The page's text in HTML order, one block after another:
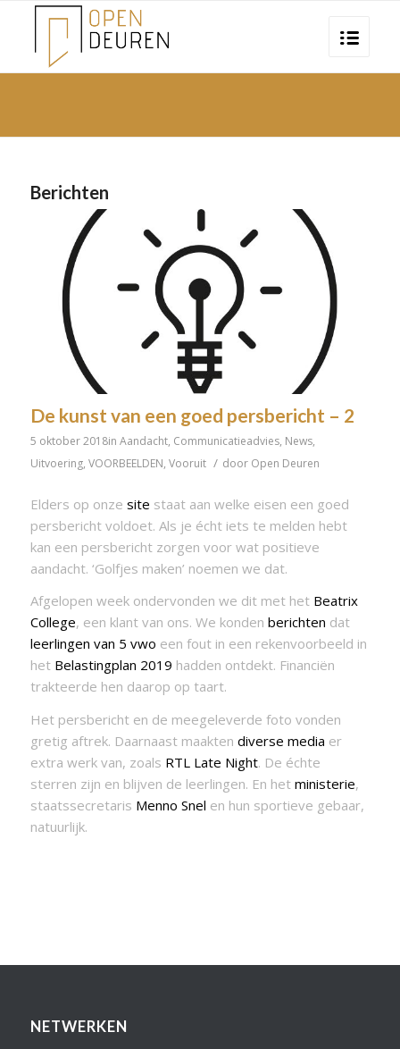
Berichten
De kunst van een goed persbericht – 2
5 oktober 2018in Aandacht, Communicatieadvies, News,
Uitvoering, VOORBEELDEN, Vooruit / door Open Deuren
Elders op onze site staat aan welke eisen een goed
persbericht voldoet. Als je écht iets te melden hebt
kan een persbericht zorgen voor wat positieve
aandacht. ‘Golfjes maken’ noemen we dat.
Afgelopen week ondervonden we dit met het Beatrix
College, een klant van ons. We konden berichten dat
leerlingen van 5 vwo een fout in een rekenvoorbeeld in
het Belastingplan 2019 hadden ontdekt. Financiën
trakteerde hen daarop op taart.
Het persbericht en de meegeleverde foto vonden
gretig aftrek. Daarnaast maakten diverse media er
extra werk van, zoals RTL Late Night. De échte
sterren zijn en blijven de leerlingen. En het ministerie,
staatssecretaris Menno Snel en hun sportieve gebaar,
natuurlijk.
NETWERKEN